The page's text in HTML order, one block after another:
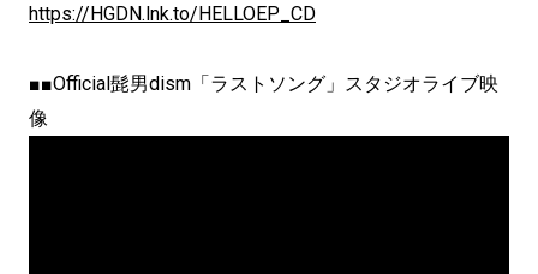
https://HGDN.lnk.to/HELLOEP_CD
■■Official髭男dism「ラストソング」スタジオライブ映
像